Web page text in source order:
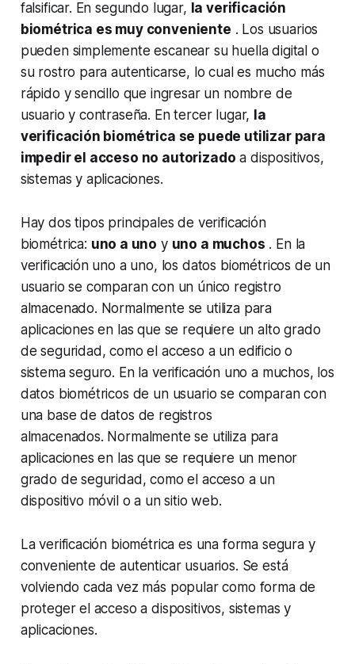
falsificar. En segundo lugar, la verificación
biométrica es muy conveniente . Los usuarios
pueden simplemente escanear su huella digital o
su rostro para autenticarse, lo cual es mucho más
rápido y sencillo que ingresar un nombre de
usuario y contraseña. En tercer lugar, la
verificación biométrica se puede utilizar para
impedir el acceso no autorizado a dispositivos,
sistemas y aplicaciones.
Hay dos tipos principales de verificación
biométrica: uno a uno y uno a muchos . En la
verificación uno a uno, los datos biométricos de un
usuario se comparan con un único registro
almacenado. Normalmente se utiliza para
aplicaciones en las que se requiere un alto grado
de seguridad, como el acceso a un edificio o
sistema seguro. En la verificación uno a muchos, los
datos biométricos de un usuario se comparan con
una base de datos de registros
almacenados. Normalmente se utiliza para
aplicaciones en las que se requiere un menor
grado de seguridad, como el acceso a un
dispositivo móvil o a un sitio web.
La verificación biométrica es una forma segura y
conveniente de autenticar usuarios. Se está
volviendo cada vez más popular como forma de
proteger el acceso a dispositivos, sistemas y
aplicaciones.